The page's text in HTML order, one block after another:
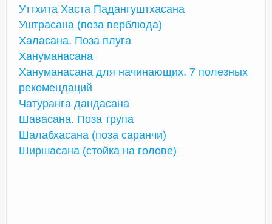
Уттхита Хаста Падангуштхасана
Уштрасана (поза верблюда)
Халасана. Поза плуга
Хануманасана
Хануманасана для начинающих. 7 полезных
рекомендаций
Чатуранга дандасана
Шавасана. Поза трупа
Шалабхасана (поза саранчи)
Ширшасана (стойка на голове)